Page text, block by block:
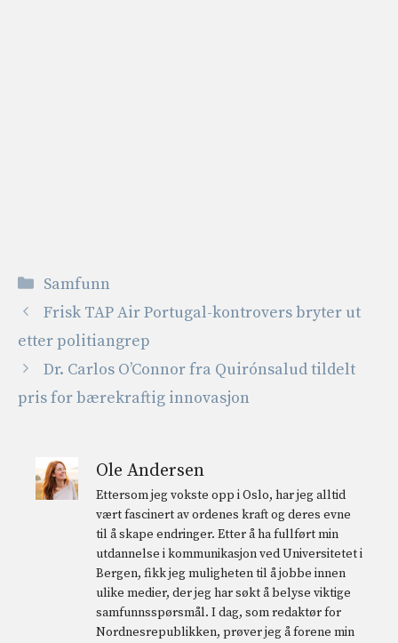
Kategorier
Samfunn
Frisk TAP Air Portugal-kontrovers bryter ut
etter politiangrep
Dr. Carlos O’Connor fra Quirónsalud tildelt
pris for bærekraftig innovasjon
Ole Andersen
Ettersom jeg vokste opp i Oslo, har jeg alltid
vært fascinert av ordenes kraft og deres evne
til å skape endringer. Etter å ha fullført min
utdannelse i kommunikasjon ved Universitetet i
Bergen, fikk jeg muligheten til å jobbe innen
ulike medier, der jeg har søkt å belyse viktige
samfunnsspørsmål. I dag, som redaktør for
Nordnesrepublikken, prøver jeg å forene min